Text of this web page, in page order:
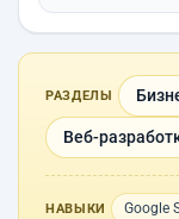
РАЗДЕЛЫ
Веб-
НАВЫКИ Google